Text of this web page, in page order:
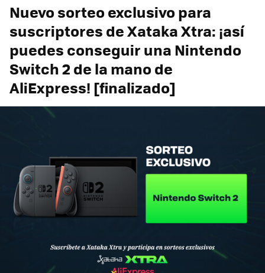
Nuevo sorteo exclusivo para
suscriptores de Xataka Xtra: ¡así
puedes conseguir una Nintendo
Switch 2 de la mano de
AliExpress! [finalizado]